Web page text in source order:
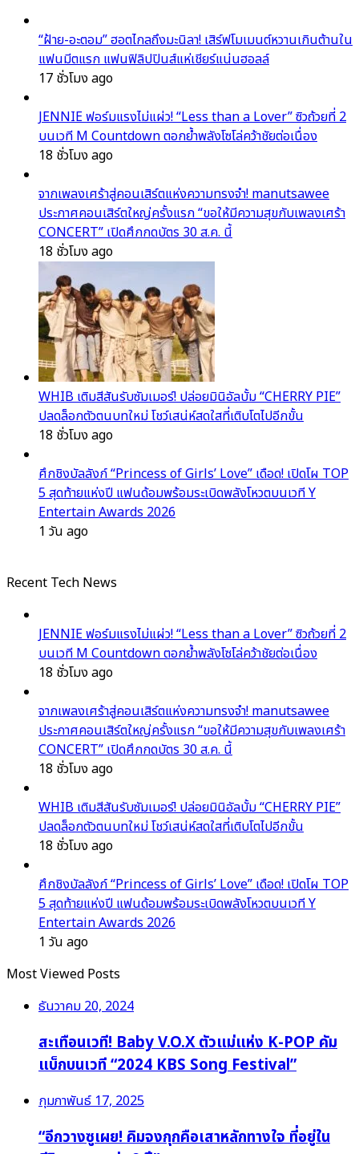
“ฝ้าย-อะตอม” ฮอตไกลถึงมะนิลา! เสิร์ฟโมเมนต์หวานเกินต้านใน
แฟนมีตแรก แฟนฟิลิปปินส์แห่เชียร์แน่นฮอลล์
17 ชั่วโมง ago
JENNIE ฟอร์มแรงไม่แผ่ว! “Less than a Lover” ซิวถ้วยที่ 2
บนเวที M Countdown ตอกย้ำพลังโซโล่คว้าชัยต่อเนื่อง
18 ชั่วโมง ago
จากเพลงเศร้าสู่คอนเสิร์ตแห่งความทรงจำ! manutsawee
ประกาศคอนเสิร์ตใหญ่ครั้งแรก “ขอให้มีความสุขกับเพลงเศร้า
CONCERT” เปิดศึกกดบัตร 30 ส.ค. นี้
18 ชั่วโมง ago
WHIB เติมสีสันรับซัมเมอร์! ปล่อยมินิอัลบั้ม “CHERRY PIE”
ปลดล็อกตัวตนบทใหม่ โชว์เสน่ห์สดใสที่เติบโตไปอีกขั้น
18 ชั่วโมง ago
ศึกชิงบัลลังก์ “Princess of Girls’ Love” เดือด! เปิดโผ TOP
5 สุดท้ายแห่งปี แฟนด้อมพร้อมระเบิดพลังโหวตบนเวที Y
Entertain Awards 2026
1 วัน ago
Recent Tech News
JENNIE ฟอร์มแรงไม่แผ่ว! “Less than a Lover” ซิวถ้วยที่ 2
บนเวที M Countdown ตอกย้ำพลังโซโล่คว้าชัยต่อเนื่อง
18 ชั่วโมง ago
จากเพลงเศร้าสู่คอนเสิร์ตแห่งความทรงจำ! manutsawee
ประกาศคอนเสิร์ตใหญ่ครั้งแรก “ขอให้มีความสุขกับเพลงเศร้า
CONCERT” เปิดศึกกดบัตร 30 ส.ค. นี้
18 ชั่วโมง ago
WHIB เติมสีสันรับซัมเมอร์! ปล่อยมินิอัลบั้ม “CHERRY PIE”
ปลดล็อกตัวตนบทใหม่ โชว์เสน่ห์สดใสที่เติบโตไปอีกขั้น
18 ชั่วโมง ago
ศึกชิงบัลลังก์ “Princess of Girls’ Love” เดือด! เปิดโผ TOP
5 สุดท้ายแห่งปี แฟนด้อมพร้อมระเบิดพลังโหวตบนเวที Y
Entertain Awards 2026
1 วัน ago
Most Viewed Posts
ธันวาคม 20, 2024
สะเทือนเวที! Baby V.O.X ตัวแม่แห่ง K-POP คัม
แบ็กบนเวที “2024 KBS Song Festival”
กุมภาพันธ์ 17, 2025
“อีกวางซูเผย! คิมจงกุกคือเสาหลักทางใจ ที่อยู่ใน